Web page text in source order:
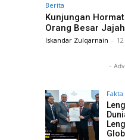
Berita
Kunjungan
Orang Besar
Iskandar Zulqarnain -
-
Fakta